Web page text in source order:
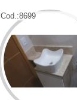
Cod.:8699